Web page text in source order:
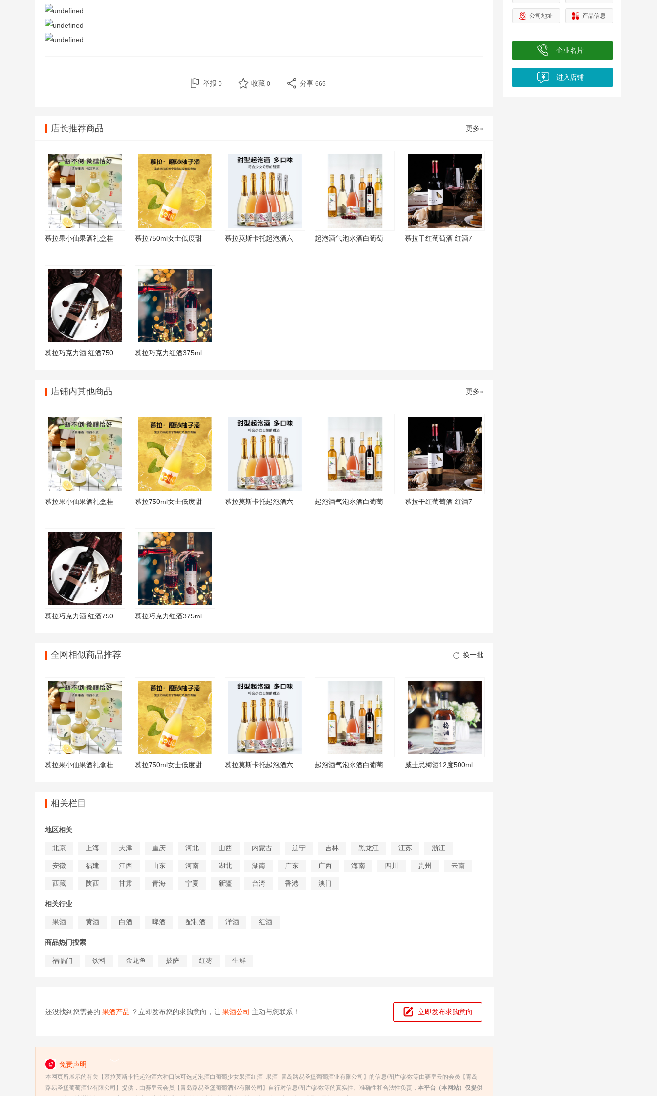
公司地址 产品信息
企业名片
进入店铺
举报 0 收藏 0 分享 665
店长推荐商品 更多»
慕拉果小仙果酒礼盒桂 慕拉750ml女士低度甜 慕拉莫斯卡托起泡酒六 起泡酒气泡冰酒白葡萄 慕拉干红葡萄酒 红酒7
慕拉巧克力酒 红酒750 慕拉巧克力红酒375ml
店铺内其他商品 更多»
慕拉果小仙果酒礼盒桂 慕拉750ml女士低度甜 慕拉莫斯卡托起泡酒六 起泡酒气泡冰酒白葡萄 慕拉干红葡萄酒 红酒7
慕拉巧克力酒 红酒750 慕拉巧克力红酒375ml
全网相似商品推荐 换一批
慕拉果小仙果酒礼盒桂 慕拉750ml女士低度甜 慕拉莫斯卡托起泡酒六 起泡酒气泡冰酒白葡萄 威士忌梅酒12度500ml
相关栏目
地区相关
北京 上海 天津 重庆 河北 山西 内蒙古 辽宁 吉林 黑龙江 江苏 浙江
安徽 福建 江西 山东 河南 湖北 湖南 广东 广西 海南 四川 贵州 云南
西藏 陕西 甘肃 青海 宁夏 新疆 台湾 香港 澳门
相关行业
果酒 黄酒 白酒 啤酒 配制酒 洋酒 红酒
商品热门搜索
福临门 饮料 金龙鱼 披萨 红枣 生鲜
还没找到您需要的 果酒产品 ？立即发布您的求购意向，让 果酒公司 主动与您联系！ 立即发布求购意向
免责声明
本网页所展示的有关【慕拉莫斯卡托起泡酒六种口味可选起泡酒白葡萄少女果酒红酒_果酒_青岛路易圣堡葡萄酒业有限公司】的信息/图片/参数等由赛皇云的会员【青岛
路易圣堡葡萄酒业有限公司】提供，由赛皇云会员【青岛路易圣堡葡萄酒业有限公司】自行对信息/图片/参数等的真实性、准确性和合法性负责， 本平台（本网站）仅提供